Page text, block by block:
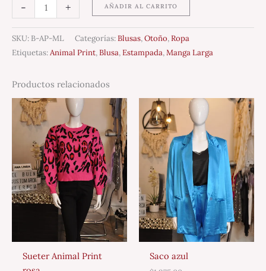
- + AÑADIR AL CARRITO
SKU: B-AP-ML Categorías:Blusas,Otoño,Ropa
Etiquetas:Animal Print,Blusa,Estampada,Manga Larga
Productos relacionados
Sueter Animal Print
Saco azul